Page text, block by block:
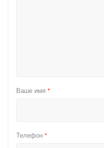
Ваше имя *
Телефон *